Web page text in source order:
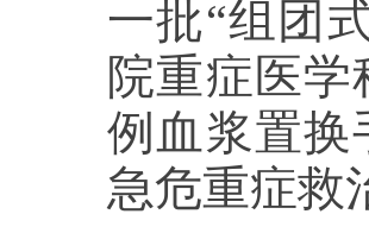
一批“组团
院重症医
例血浆置换
急危重症救